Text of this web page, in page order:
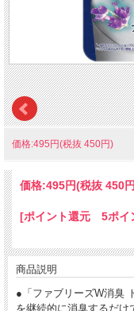
価格:495円(税抜 450円)
価格:495円(税抜 450
[ポイント還元 5ポイ
商品説明
●「ファブリーズW消臭
を継続的に消臭するだけ